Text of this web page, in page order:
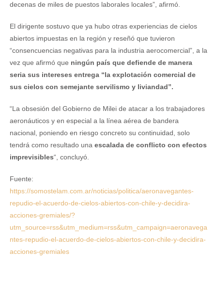
decenas de miles de puestos laborales locales”, afirmó.
El dirigente sostuvo que ya hubo otras experiencias de cielos
abiertos impuestas en la región y reseñó que tuvieron
“consencuencias negativas para la industria aerocomercial”, a la
vez que afirmó que ningún país que defiende de manera
seria sus intereses entrega “la explotación comercial de
sus cielos con semejante servilismo y liviandad”.
“La obsesión del Gobierno de Milei de atacar a los trabajadores
aeronáuticos y en especial a la línea aérea de bandera
nacional, poniendo en riesgo concreto su continuidad, solo
tendrá como resultado una escalada de conflicto con efectos
imprevisibles“, concluyó.
Fuente:
https://somostelam.com.ar/noticias/politica/aeronavegantes-
repudio-el-acuerdo-de-cielos-abiertos-con-chile-y-decidira-
acciones-gremiales/?
utm_source=rss&utm_medium=rss&utm_campaign=aeronavega
ntes-repudio-el-acuerdo-de-cielos-abiertos-con-chile-y-decidira-
acciones-gremiales